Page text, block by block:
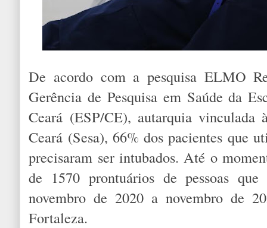
De acordo com a pesquisa ELMO
Gerência de Pesquisa em Saúde da
Ceará (ESP/CE), autarquia vinculada
Ceará (Sesa), 66% dos pacientes que
precisaram ser intubados. Até o
de 1570 prontuários de pessoas
novembro de 2020 a novembro de
Fortaleza.